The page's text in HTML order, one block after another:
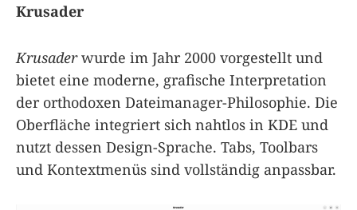
Krusader
Krusaderwurde im Jahr 2000 vorgestellt und
bietet eine moderne, grafische Interpretation
der orthodoxen Dateimanager-Philosophie. Die
Oberfläche integriert sich nahtlos in KDE und
nutzt dessen Design-Sprache. Tabs, Toolbars
und Kontextmenüs sind vollständig anpassbar.